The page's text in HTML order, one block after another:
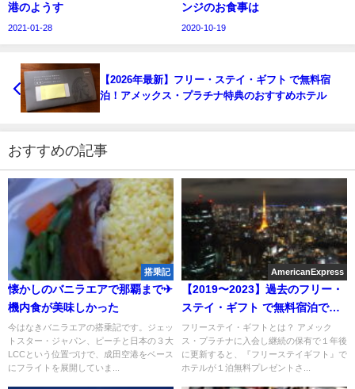
港のようす
2021-01-28
ンジのお食事は
2020-10-19
【2026年最新】フリー・ステイ・ギフト で無料宿
泊！アメックス・プラチナ特典のおすすめホテル
おすすめの記事
搭乗記
懐かしのバニラエアで那覇まで✈︎
機内食が美味しかった
今はなきバニラエアの搭乗記です。ジェッ
トスター・ジャパン、ピーチと日本の３大
LCCという位置づけで、成田空港をベース
にフライトを展開していま...
AmericanExpress
【2019〜2023】過去のフリー・
ステイ・ギフト で無料宿泊でき
たホテル一覧！ 毎年変更・入
替があります
フリーステイ・ギフトとは？ アメック
ス・プラチナに入会し継続の保有で１年後
に更新すると、『フリーステイギフト』で
ホテルが１泊無料プレゼントさ...